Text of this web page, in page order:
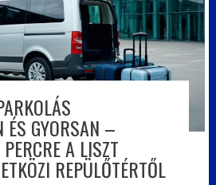
ÉS GYORSAN –
A LISZT
REPÜLŐTÉRTŐL